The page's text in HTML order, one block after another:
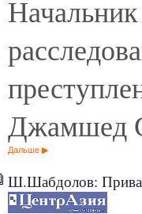
Джамшед
Дальше
Ш.Шабдолов: Приватизация